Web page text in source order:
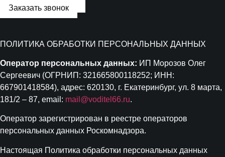
Заказать звонок
ПОЛИТИКА ОБРАБОТКИ ПЕРСОНАЛЬНЫХ ДАННЫХ
Оператор персональных данных: ИП Морозов Олег
Сергеевич (ОГРНИП: 321665800118252; ИНН:
667901418584), адрес: 620130, г. Екатеринбург, ул. 8 марта,
181/2 – 87, email: mail@voditel66.ru.
Оператор зарегистрирован в реестре операторов
персональных данных Роскомнадзора.
Настоящая Политика обработки персональных данных